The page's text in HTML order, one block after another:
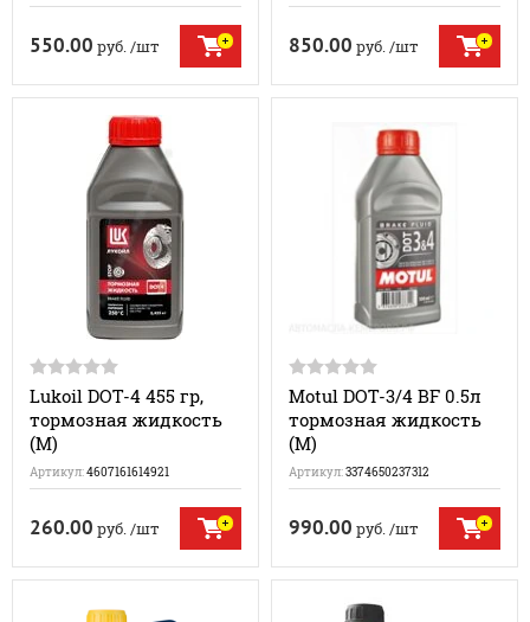
550.00 руб./шт 850.00 руб./шт
Lukoil DOT-4 455 гр,
тормозная жидкость
(М)
Артикул:4607161614921
260.00 руб./шт
Motul DOT-3/4 BF 0.5л
тормозная жидкость
(M)
Артикул:3374650237312
990.00 руб./шт